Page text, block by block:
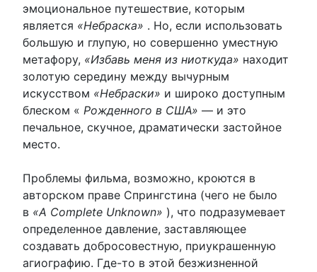
эмоциональное путешествие, которым
является «Небраска» . Но, если использовать
большую и глупую, но совершенно уместную
метафору, «Избавь меня из ниоткуда» находит
золотую середину между вычурным
искусством «Небраски» и широко доступным
блеском « Рожденного в США» — и это
печальное, скучное, драматически застойное
место.
Проблемы фильма, возможно, кроются в
авторском праве Спрингстина (чего не было
в «A Complete Unknown» ), что подразумевает
определенное давление, заставляющее
создавать добросовестную, приукрашенную
агиографию. Где-то в этой безжизненной